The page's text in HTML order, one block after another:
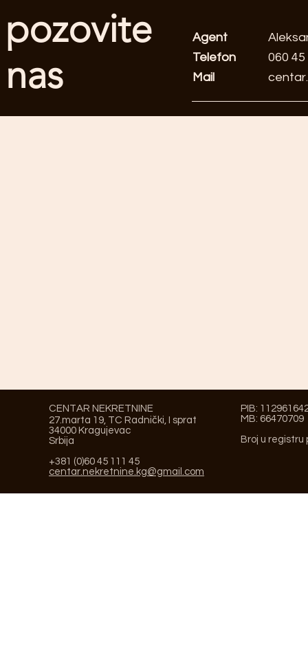
pozovite
nas
Agent
Telefon
060 45
Mail
CENTAR NEKRETNINE
27.marta 19, TC Radnički, I sprat
34000 Kragujevac
Srbija
+381 (0)60 45 111 45
centar.nekretnine.kg@gmail.com
PIB:
MB: 66470709
Broj u registru